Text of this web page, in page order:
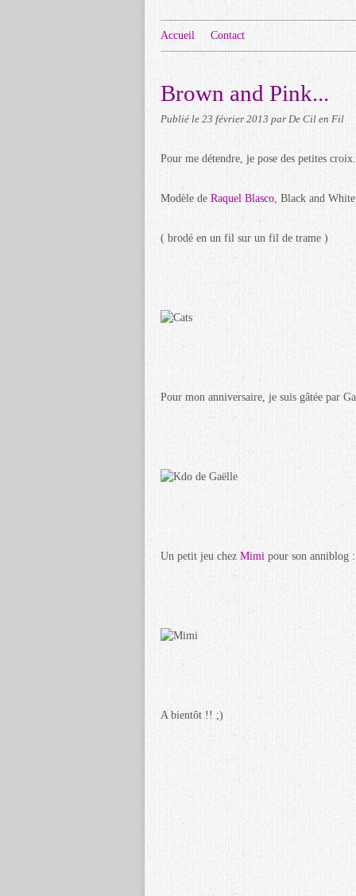
Accueil Contact
Brown and Pink...
Publié le 23 février 2013 par De Cil en Fil
Pour me détendre, je pose des petites
Modèle de Raquel Blasco, Black and White
( brodé en un fil sur un fil de trame )
Pour mon anniversaire, je suis gâtée par
Un petit jeu chez Mimi pour son anniblog :
A bientôt !! ;)